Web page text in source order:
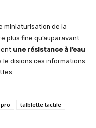
miniaturisation de la
plus fine qu’auparavant.
une résistance à l’eau
le disions ces informations
pro talblette tactile